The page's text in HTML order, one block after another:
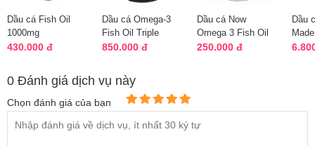
Dầu cá Fish Oil
1000mg
Blackmores 400
430.000 đ
Dầu cá Omega-3
Fish Oil Triple
Strength SR 150
850.000 đ
Dầu cá Now
Omega 3 Fish Oil
1000mg hộp 100
250.000 đ
Dầu
0 Đánh giá dịch vụ này
Chọn đánh giá của bạn